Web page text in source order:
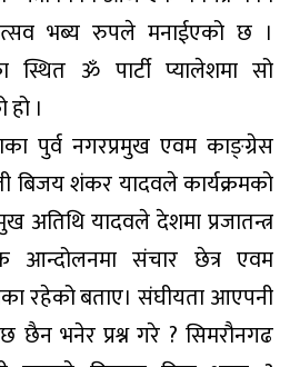
भब्य रुपले मनाईएको छ ।
स्थित ॐ पार्टी प्यालेशमा सो
।
पुर्व नगरप्रमुख एवम काङ्ग्रेस
बिजय शंकर यादवले कार्यक्रमको
अतिथि यादवले देशमा प्रजातन्त्र
आन्दोलनमा संचार छेत्र एवम
रहेको बताए। संघीयता आएपनी
भनेर प्रश्न गरे ? सिमरौनगढ